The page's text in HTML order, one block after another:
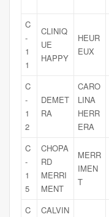
C
-
1
1
CLINIQ
UE
HAPPY
HEUR
EUX
C
-
1
2
DEMET
RA
CARO
LINA
HERR
ERA
C
-
1
5
CHOPA
RD
MERRI
MENT
MERR
IMEN
T
C
CALVIN